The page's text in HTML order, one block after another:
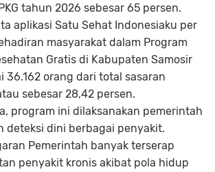
tahun 2026 sebesar 65 persen.
aplikasi Satu Sehat Indonesiaku per
masyarakat dalam Program
Gratis di Kabupaten Samosir
36.162 orang dari total sasaran
sebesar 28,42 persen.
program ini dilaksanakan pemerintah
deteksi dini berbagai penyakit.
Pemerintah banyak terserap
penyakit kronis akibat pola hidup